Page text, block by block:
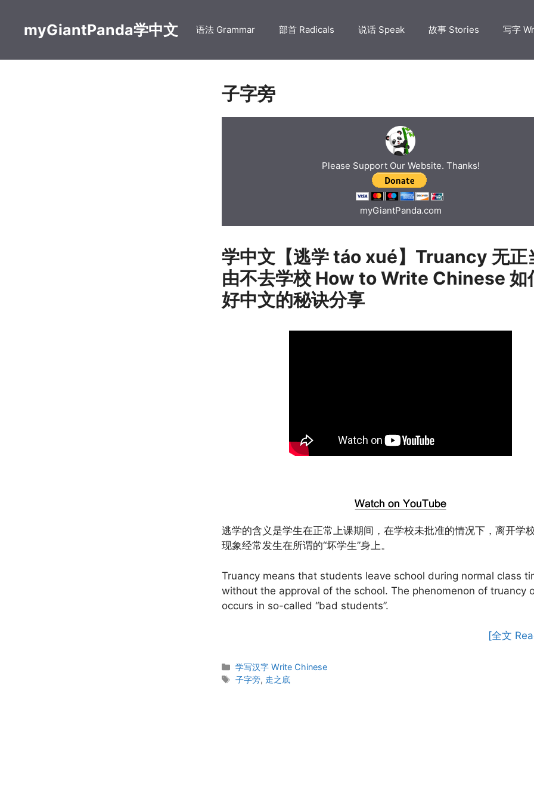
contentmyGiantPanda学中文 语法 Grammar 部首 Radicals 说话 Speak 故事 Stories 写字
子字旁
Please Support Our Website. Thanks!
myGiantPanda.com
学中文【逃学 táo xué】Truancy 无正
由不去学校 How to Write Chinese 如
好中文的秘诀分享
逃学的含义是学生在正常上课期间，在学校未批准的情况下，离开学
现象经常发生在所谓的“坏学生”身上。
Truancy means that students leave school during normal class
without the approval of the school. The phenomenon of truancy
occurs in so-called “bad students”.
[全文
Categories
学写汉字 Write Chinese
Tags
子字旁, 走之底